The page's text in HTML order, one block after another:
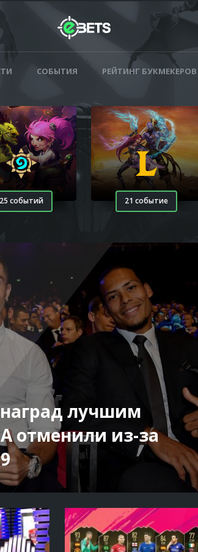
СОБЫТИЯ РЕЙТИНГ БУКМЕКЕРОВ
25 событий 21 событие
лучшим
отменили из-за